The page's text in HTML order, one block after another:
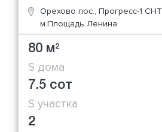
Орехово пос., Прогресс-1 СНТ
м.Площадь Ленина
80 м2
S дома
7.5 сот
S участка
2